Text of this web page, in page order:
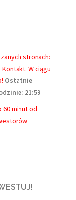
stronach:
Kontakt. W ciągu
Ostatnie
21:59
60 minut od